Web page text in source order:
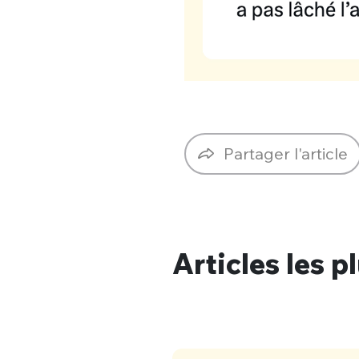
Partager l'article
Articles les
PSEUDO*
VOTRE PARTICIPATION
Que